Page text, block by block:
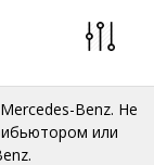
Benz. Не
или